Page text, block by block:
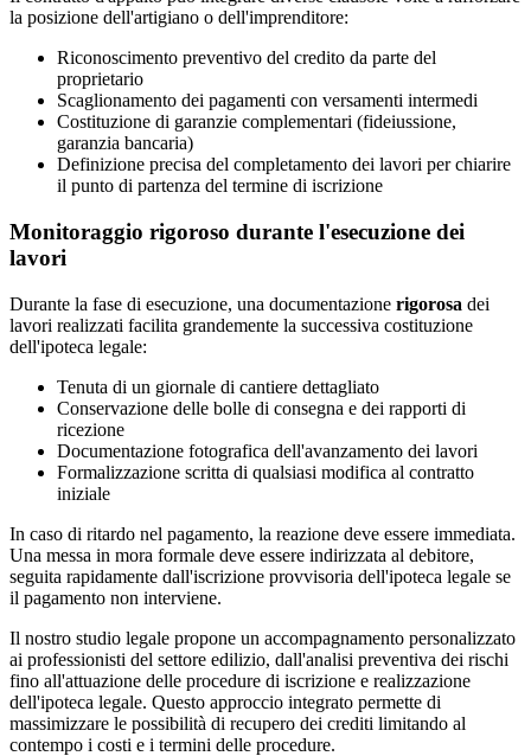
la posizione dell'artigiano o dell'imprenditore:
Riconoscimento preventivo del credito da parte del
proprietario
Scaglionamento dei pagamenti con versamenti intermedi
Costituzione di garanzie complementari (fideiussione,
garanzia bancaria)
Definizione precisa del completamento dei lavori per chiarire
il punto di partenza del termine di iscrizione
Monitoraggio rigoroso durante l'esecuzione dei
lavori
Durante la fase di esecuzione, una documentazione rigorosa dei
lavori realizzati facilita grandemente la successiva costituzione
dell'ipoteca legale:
Tenuta di un giornale di cantiere dettagliato
Conservazione delle bolle di consegna e dei rapporti di
ricezione
Documentazione fotografica dell'avanzamento dei lavori
Formalizzazione scritta di qualsiasi modifica al contratto
iniziale
In caso di ritardo nel pagamento, la reazione deve essere immediata.
Una messa in mora formale deve essere indirizzata al debitore,
seguita rapidamente dall'iscrizione provvisoria dell'ipoteca legale se
il pagamento non interviene.
Il nostro studio legale propone un accompagnamento personalizzato
ai professionisti del settore edilizio, dall'analisi preventiva dei rischi
fino all'attuazione delle procedure di iscrizione e realizzazione
dell'ipoteca legale. Questo approccio integrato permette di
massimizzare le possibilità di recupero dei crediti limitando al
contempo i costi e i termini delle procedure.